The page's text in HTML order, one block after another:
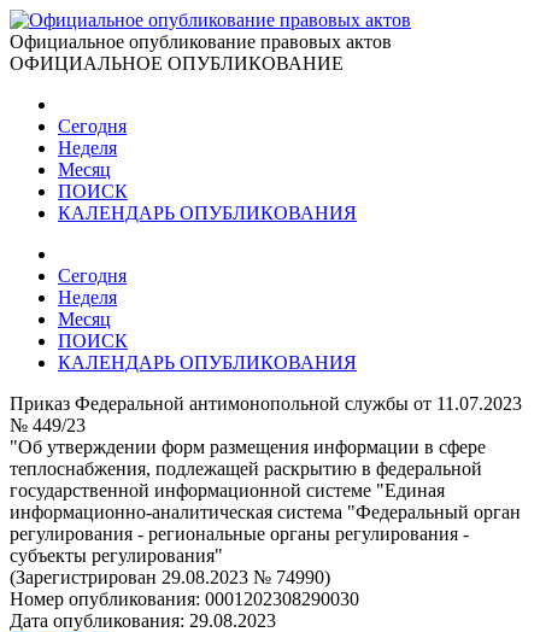
Официальное опубликование правовых актов
ОФИЦИАЛЬНОЕ ОПУБЛИКОВАНИЕ
Сегодня
Неделя
Месяц
ПОИСК
КАЛЕНДАРЬ ОПУБЛИКОВАНИЯ
Сегодня
Неделя
Месяц
ПОИСК
КАЛЕНДАРЬ ОПУБЛИКОВАНИЯ
Приказ Федеральной антимонопольной службы от 11.07.2023
№ 449/23
"Об утверждении форм размещения информации в сфере
теплоснабжения, подлежащей раскрытию в федеральной
государственной информационной системе "Единая
информационно-аналитическая система "Федеральный орган
регулирования - региональные органы регулирования -
субъекты регулирования"
(Зарегистрирован 29.08.2023 № 74990)
Номер опубликования: 0001202308290030
Дата опубликования: 29.08.2023